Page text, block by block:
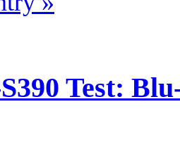
Test: